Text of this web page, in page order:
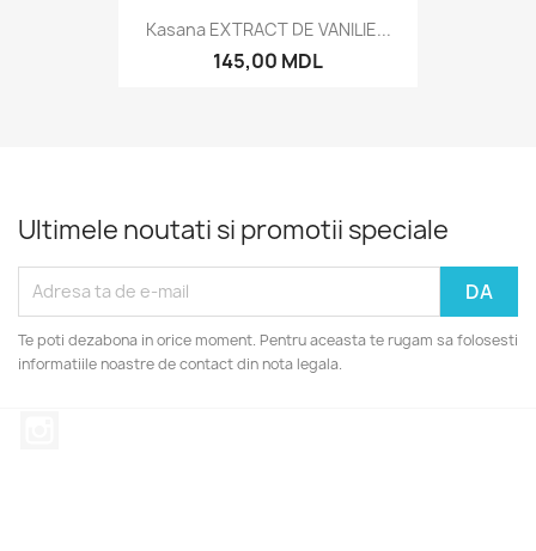
Kasana EXTRACT DE VANILIE...
145,00 MDL
Ultimele noutati si promotii speciale
Te poti dezabona in orice moment. Pentru aceasta te rugam sa folosesti
informatiile noastre de contact din nota legala.